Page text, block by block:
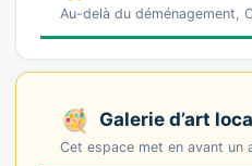
Au-delà du déménagement,
Galerie d’art
Cet espace met en avant un